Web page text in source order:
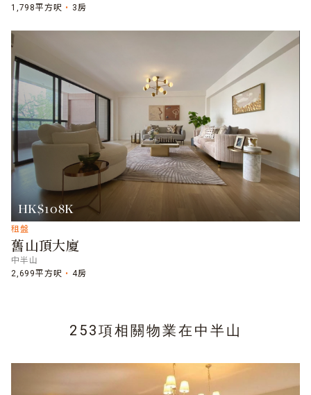
1,798平方呎
3房
HK$108K
租盤
舊山頂大廈
中半山
2,699平方呎
4房
253項相關物業在 中半山